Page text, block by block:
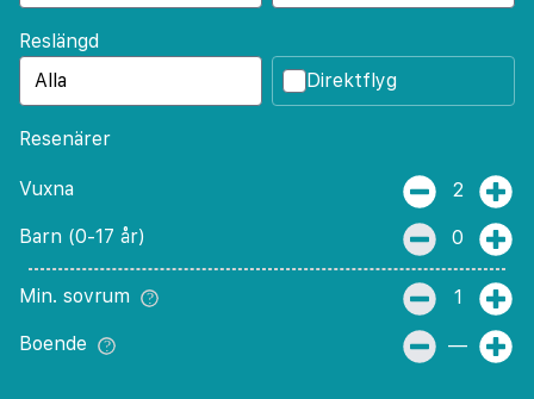
Reslängd
Direktflyg
Resenärer
Vuxna 2
Barn (0-17 år) 0
Min. sovrum 1
Boende —